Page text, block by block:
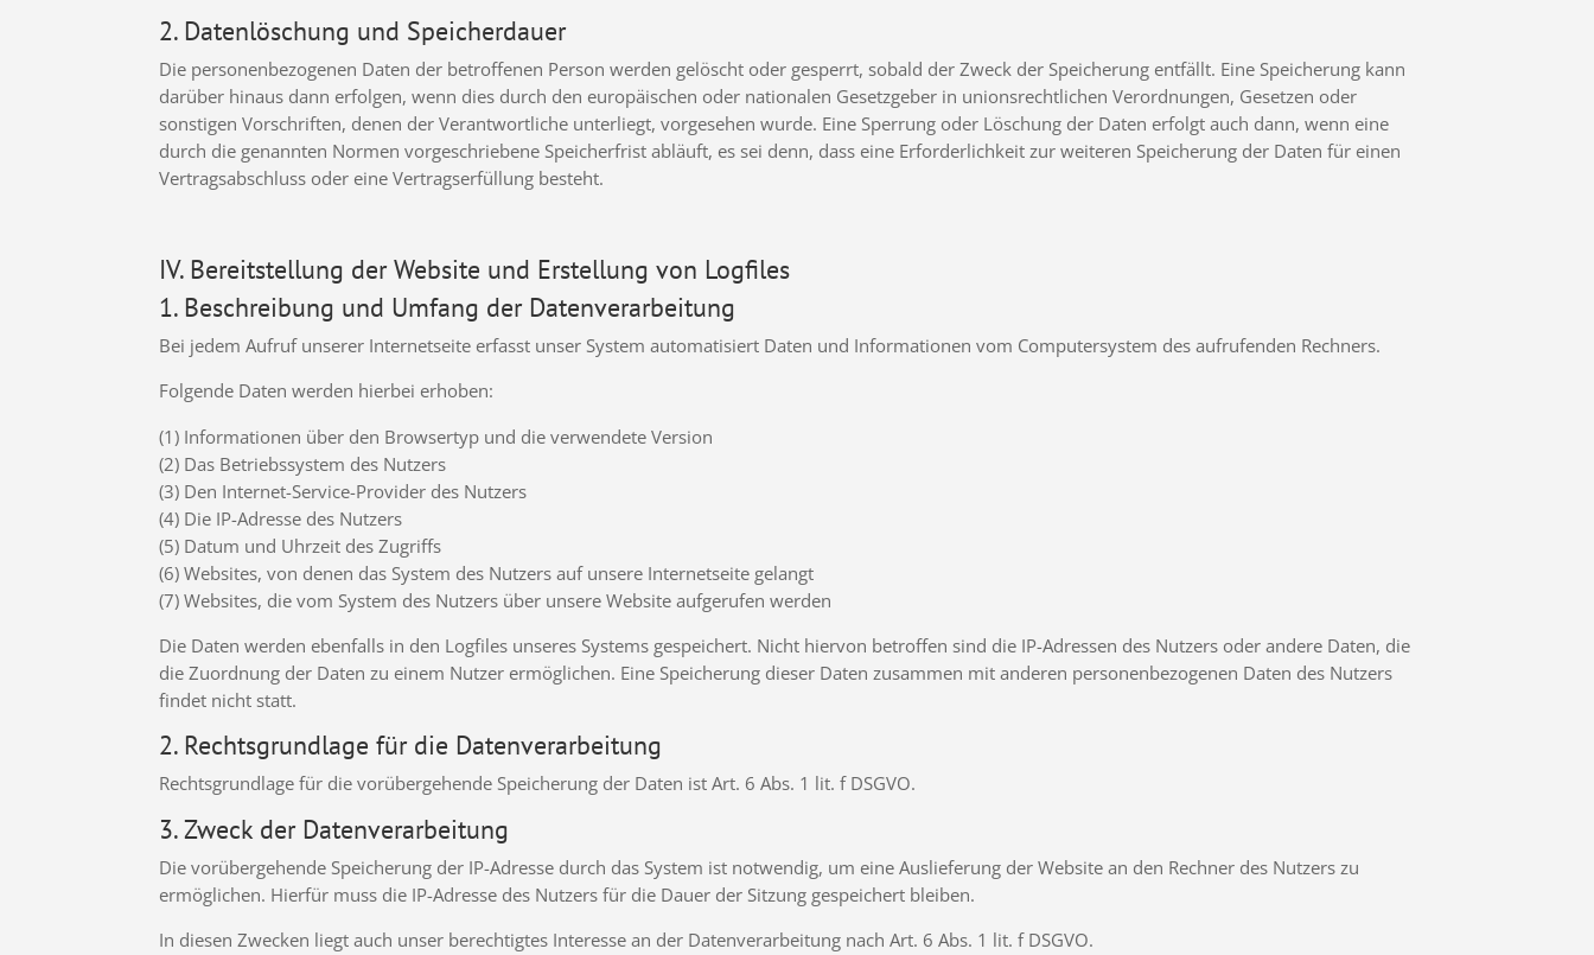
2. Datenlöschung und Speicherdauer
Die personenbezogenen Daten der betroffenen Person werden gelöscht oder gesperrt, sobald der Zweck der Speicherung entfällt. Eine Speicherung kann
darüber hinaus dann erfolgen, wenn dies durch den europäischen oder nationalen Gesetzgeber in unionsrechtlichen Verordnungen, Gesetzen oder
sonstigen Vorschriften, denen der Verantwortliche unterliegt, vorgesehen wurde. Eine Sperrung oder Löschung der Daten erfolgt auch dann, wenn eine
durch die genannten Normen vorgeschriebene Speicherfrist abläuft, es sei denn, dass eine Erforderlichkeit zur weiteren Speicherung der Daten für einen
Vertragsabschluss oder eine Vertragserfüllung besteht.
IV. Bereitstellung der Website und Erstellung von Logfiles
1. Beschreibung und Umfang der Datenverarbeitung
Bei jedem Aufruf unserer Internetseite erfasst unser System automatisiert Daten und Informationen vom Computersystem des aufrufenden Rechners.
Folgende Daten werden hierbei erhoben:
(1) Informationen über den Browsertyp und die verwendete Version
(2) Das Betriebssystem des Nutzers
(3) Den Internet-Service-Provider des Nutzers
(4) Die IP-Adresse des Nutzers
(5) Datum und Uhrzeit des Zugriffs
(6) Websites, von denen das System des Nutzers auf unsere Internetseite gelangt
(7) Websites, die vom System des Nutzers über unsere Website aufgerufen werden
Die Daten werden ebenfalls in den Logfiles unseres Systems gespeichert. Nicht hiervon betroffen sind die IP-Adressen des Nutzers oder andere Daten, die
die Zuordnung der Daten zu einem Nutzer ermöglichen. Eine Speicherung dieser Daten zusammen mit anderen personenbezogenen Daten des Nutzers
findet nicht statt.
2. Rechtsgrundlage für die Datenverarbeitung
Rechtsgrundlage für die vorübergehende Speicherung der Daten ist Art. 6 Abs. 1 lit. f DSGVO.
3. Zweck der Datenverarbeitung
Die vorübergehende Speicherung der IP-Adresse durch das System ist notwendig, um eine Auslieferung der Website an den Rechner des Nutzers zu
ermöglichen. Hierfür muss die IP-Adresse des Nutzers für die Dauer der Sitzung gespeichert bleiben.
In diesen Zwecken liegt auch unser berechtigtes Interesse an der Datenverarbeitung nach Art. 6 Abs. 1 lit. f DSGVO.